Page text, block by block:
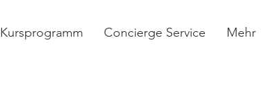
Kursprogramm Concierge Service Mehr